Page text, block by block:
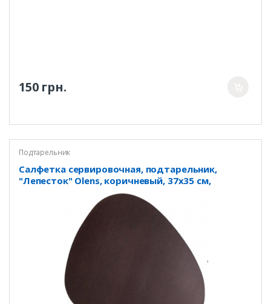
150 грн.
Подтарельник
Салфетка сервировочная, подтарельник,
"Лепесток" Olens, коричневый, 37х35 см,
DL21012678-2; 02-0160